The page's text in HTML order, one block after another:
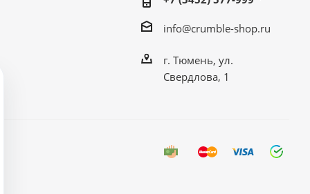
info@crumble-shop.ru
г. Тюмень, ул.
Свердлова, 1